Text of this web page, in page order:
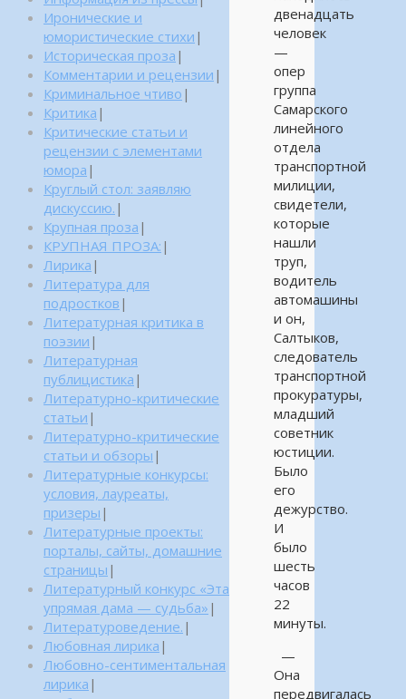
двенадцать
человек
—
опер
группа
Самарского
линейного
отдела
транспортной
милиции,
свидетели,
которые
нашли
труп,
водитель
автомашины
и он,
Салтыков,
следователь
транспортной
прокуратуры,
младший
советник
юстиции.
Было
его
дежурство.
И
было
шесть
часов
22
минуты.
—
Она
передвигалась
Иронические и
юмористические стихи |
Историческая проза |
Комментарии и рецензии |
Криминальное чтиво |
Критика |
Критические статьи и
рецензии с элементами
юмора |
Круглый стол: заявляю
дискуссию. |
Крупная проза |
КРУПНАЯ ПРОЗА: |
Лирика |
Литература для
подростков |
Литературная критика в
поэзии |
Литературная
публицистика |
Литературно-критические
статьи |
Литературно-критические
статьи и обзоры |
Литературные конкурсы:
условия, лауреаты,
призеры |
Литературные проекты:
порталы, сайты, домашние
страницы |
Литературный конкурс «Эта
упрямая дама — судьба» |
Литературоведение. |
Любовная лирика |
Любовно-сентиментальная
лирика |